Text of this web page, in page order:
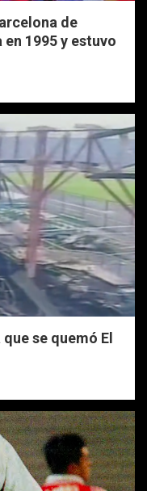
de
1995 y estuvo
se quemó El